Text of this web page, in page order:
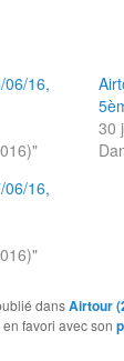
06/16,
30
06/16,
dansAirtour
en favori avec son